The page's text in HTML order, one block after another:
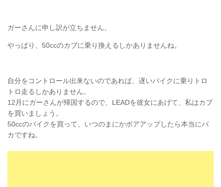
ガーさんに申し訳が立ちません。
やっぱり、50ccのカブに乗り換えるしかありませんね。
自分をコントロール出来ないのであれば、遅いバイクに乗りトロ
トロ走るしかありません。
12月にガーさんが帰国するので、LEADを彼女にあげて、私はカブ
を買いましょう。
50ccのバイクを買って、いつのまにかボアアップしたら本当にバ
カですね。